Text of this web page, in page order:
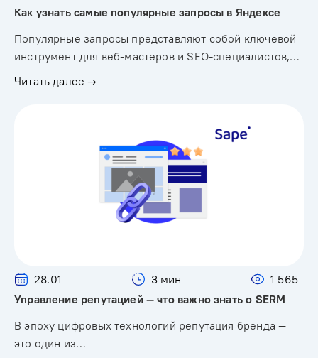
Как узнать самые популярные запросы в Яндексе
Популярные запросы представляют собой ключевой
инструмент для веб-мастеров и SEO-специалистов,…
Читать далее →
28.01 3 мин
1 565
Управление репутацией — что важно знать о SERM
В эпоху цифровых технологий репутация бренда —
это один из…